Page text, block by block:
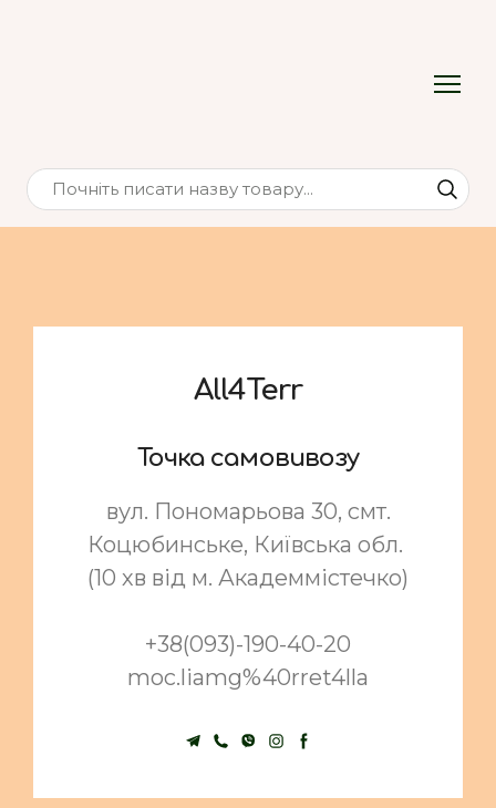
All4Terr
Точка самовивозу
вул. Пономарьова 30, смт.
Коцюбинське, Київська обл.
(10 хв від м. Академмістечко)
+38(093)-190-40-20
moc.liamg%40rret4lla